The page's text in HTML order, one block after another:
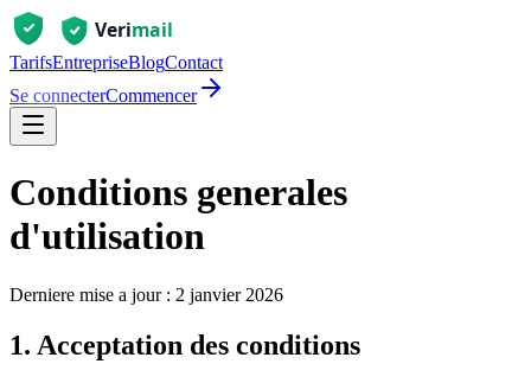
TarifsEntrepriseBlogContact
Se connecterCommencer
Conditions generales
d'utilisation
Derniere mise a jour : 2 janvier 2026
1. Acceptation des conditions